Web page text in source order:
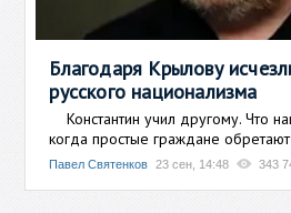
Благодаря Крылову
русского национализма
Константин учил другому. Что
когда простые граждане
Павел Святенков 23 сен, 14:48 343